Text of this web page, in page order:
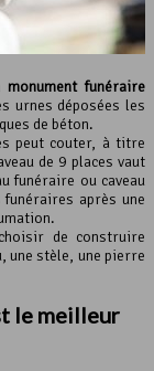
monument funéraire
urnes déposées les
de béton.
peut couter, à titre
de 9 places vaut
funéraire ou caveau
après une
de construire
une stèle, une pierre
le meilleur